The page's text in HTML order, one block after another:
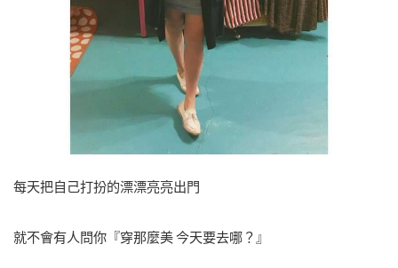
每天把自己打扮的漂漂亮亮出門
就不會有人問你『穿那麼美 今天要去哪？』